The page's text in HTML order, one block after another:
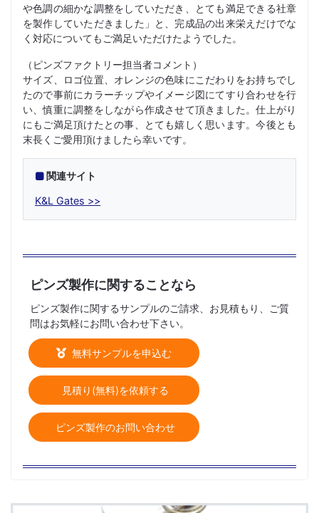
や色調の細かな調整をしていただき、とても満足できる社章
を製作していただきました」と、完成品の出来栄えだけでな
く対応についてもご満足いただけたようでした。
（ピンズファクトリー担当者コメント）
サイズ、ロゴ位置、オレンジの色味にこだわりをお持ちでし
たので事前にカラーチップやイメージ図にてすり合わせを行
い、慎重に調整をしながら作成させて頂きました。仕上がり
にもご満足頂けたとの事、とても嬉しく思います。今後とも
末長くご愛用頂けましたら幸いです。
関連サイト
K&L Gates
ピンズ製作に関することなら
ピンズ製作に関するサンプルのご請求、お見積もり、ご質
問はお気軽にお問い合わせ下さい。
無料サンプルを申込む
見積り(無料)を依頼する
ピンズ製作のお問い合わせ